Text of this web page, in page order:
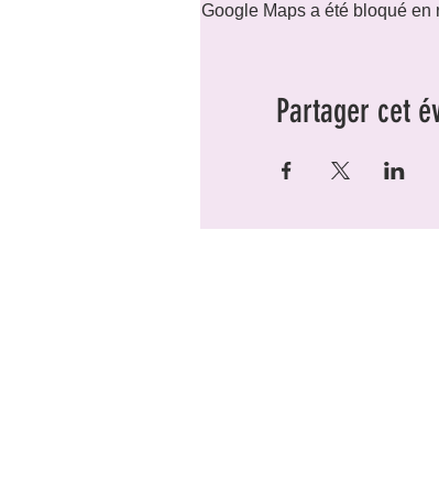
Google Maps a été bloqué
Partager cet